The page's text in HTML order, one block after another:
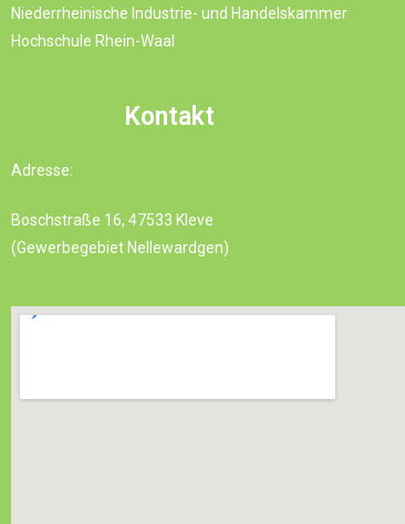
Niederrheinische Industrie- und Handelskammer
Hochschule Rhein-Waal
Kontakt
Adresse:
Boschstraße 16, 47533 Kleve
(Gewerbegebiet Nellewardgen)